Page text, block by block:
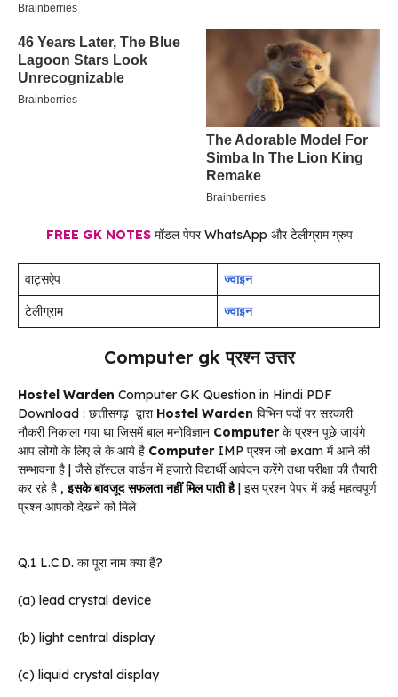
FREE GK NOTESमॉडल पेपर WhatsApp और टेलीग्राम ग्रुप
वाट्सऐप
ज्वाइन
टेलीग्राम
ज्वाइन
Computer gk प्रश्न उत्तर
Hostel Warden Computer GK Question in Hindi PDF
Download : छत्तीसगढ़ द्वारा Hostel Warden विभिन पदों पर सरकारी
नौकरी निकाला गया था जिसमें बाल मनोविज्ञान Computerके प्रश्न पूछे जायंगे
आप लोगो के लिए ले के आये है Computer IMP प्रश्न जो exam में आने की
सम्भावना है | जैसे हॉस्टल वार्डन में हजारो विद्यार्थी आवेदन करेंगे तथा परीक्षा की तैयारी
कर रहे है ,इसके बावजूद सफलता नहीं मिल पाती है| इस प्रश्न पेपर में कई महत्वपूर्ण
प्रश्न आपको देखने को मिले
Q.1 L.C.D. का पूरा नाम क्या हैं?
(a) lead crystal device
(b) light central display
(c) liquid crystal display